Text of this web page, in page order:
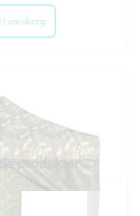
i varukorg
produkter